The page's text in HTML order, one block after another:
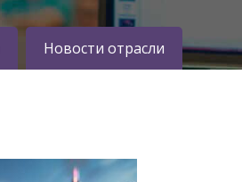
Новости отрасли